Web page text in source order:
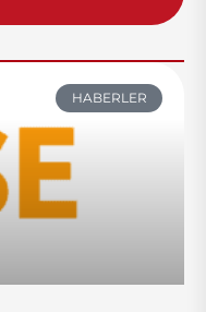
HABERLER